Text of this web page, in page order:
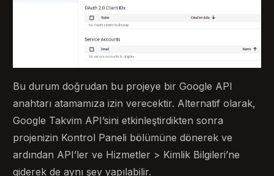
Bu durum doğrudan bu projeye bir Google API
anahtarı atamamıza izin verecektir. Alternatif olarak,
Google Takvim API’sini etkinleştirdikten sonra
projenizin Kontrol Paneli bölümüne dönerek ve
ardından API’ler ve Hizmetler > Kimlik Bilgileri’ne
giderek de aynı şey yapılabilir.